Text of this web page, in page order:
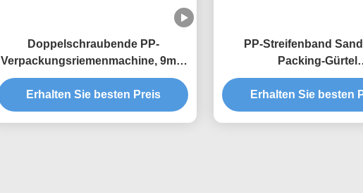
Doppelschraubende PP-
Verpackungsriemenmachine, 9mm
PP-Riegel-Extrusionsmaschine
Erhalten Sie besten Preis
PP-Streifenband
Packing-Gürtel
Herstellungsmaschine 4
Zwillingschraub-
Erhalten Sie besten